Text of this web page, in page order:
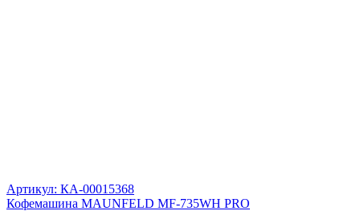
Артикул: КА-00015368
Кофемашина MAUNFELD MF-735WH PRO